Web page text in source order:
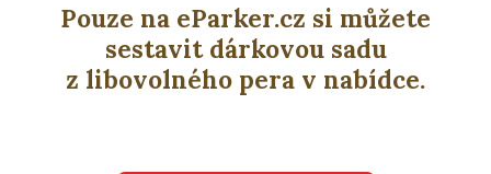
Pouze na eParker.cz si můžete
sestavit dárkovou sadu
z libovolného pera v nabídce.